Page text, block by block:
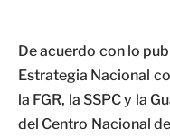
De acuerdo con lo
Estrategia Nacional
la FGR, la SSPC y la
del Centro Nacional